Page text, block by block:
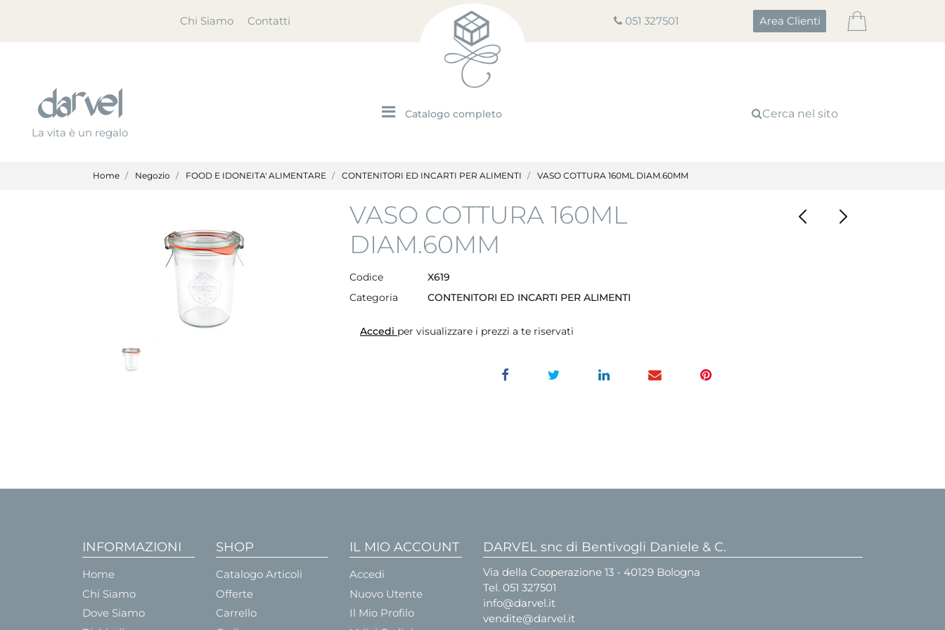
Chi Siamo Contatti 051 327501 Area Clienti
La vita è un regalo
Open menu Cerca nel sito
Home Negozio FOOD E IDONEITA' ALIMENTARE CONTENITORI ED INCARTI PER ALIMENTI VASO COTTURA 160ML DIAM.60MM
VASO COTTURA 160ML
DIAM.60MM
Codice
X619
Categoria
CONTENITORI ED INCARTI PER ALIMENTI
Accedi per visualizzare i prezzi a te riservati
INFORMAZIONI
Home
Chi Siamo
Dove Siamo
SHOP
Catalogo Articoli
Offerte
Carrello
IL MIO ACCOUNT
Accedi
Nuovo Utente
Il Mio Profilo
DARVEL snc di Bentivogli Daniele & C.
Via della Cooperazione 13 - 40129 Bologna
Tel. 051 327501
info@darvel.it
vendite@darvel.it